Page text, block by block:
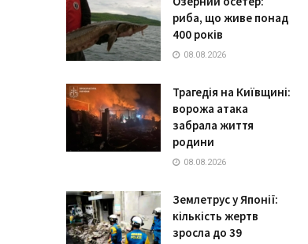
риба, що живе понад
400 років
08.08.2026
Трагедія на Київщині:
ворожа атака
забрала життя
родини
08.08.2026
Землетрус у Японії:
кількість жертв
зросла до 39